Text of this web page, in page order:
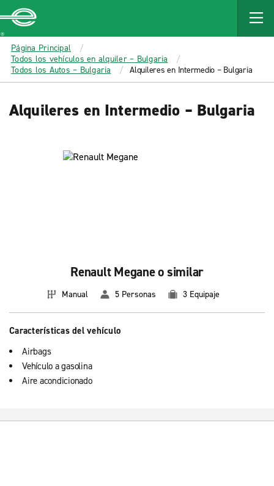
MAIN
CONTENT
Enterprise
Página Principal
Todos los vehículos en alquiler – Bulgaria
Todos los Autos – Bulgaria
Alquileres en Intermedio – Bulgaria
Alquileres en Intermedio – Bulgaria
Renault Megane o similar
Manual 5 Personas 3 Equipaje
Características del vehículo
Airbags
Vehículo a gasolina
Aire acondicionado